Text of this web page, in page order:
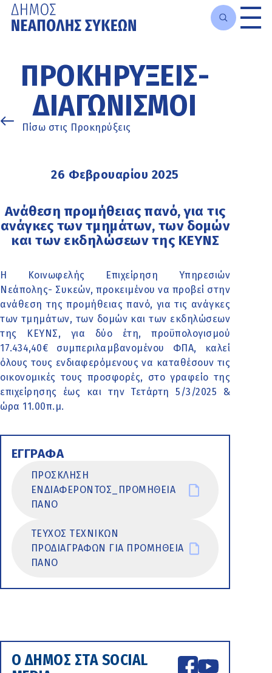
κυρίως
περιεχόμενο
ΠΡΟΚΗΡΎΞΕΙΣ-
ΔΙΑΓΩΝΙΣΜΟΊ
Πίσω στις Προκηρύξεις
26 Φεβρουαρίου 2025
Ανάθεση προμήθειας πανό, για τις
ανάγκες των τμημάτων, των δομών
και των εκδηλώσεων της ΚΕΥΝΣ
Η Κοινωφελής Επιχείρηση Υπηρεσιών
Νεάπολης- Συκεών, προκειμένου να προβεί στην
ανάθεση της προμήθειας πανό, για τις ανάγκες
των τμημάτων, των δομών και των εκδηλώσεων
της ΚΕΥΝΣ, για δύο έτη, προϋπολογισμού
17.434,40€ συμπεριλαμβανομένου ΦΠΑ, καλεί
όλους τους ενδιαφερόμενους να καταθέσουν τις
οικονομικές τους προσφορές, στο γραφείο της
επιχείρησης έως και την Τετάρτη 5/3/2025 &
ώρα 11.00π.μ.
ΕΓΓΡΑΦΑ
ΠΡΟΣΚΛΗΣΗ
ΕΝΔΙΑΦΕΡΟΝΤΟΣ_ΠΡΟΜΗΘΕΙΑ
ΠΑΝΟ
ΤΕΥΧΟΣ ΤΕΧΝΙΚΩΝ
ΠΡΟΔΙΑΓΡΑΦΩΝ ΓΙΑ ΠΡΟΜΗΘΕΙΑ
ΠΑΝΟ
Ο ΔΗΜΟΣ ΣΤΑ SOCIAL